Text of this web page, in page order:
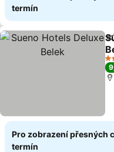
termín
5
Pro zobrazení přesných
termín